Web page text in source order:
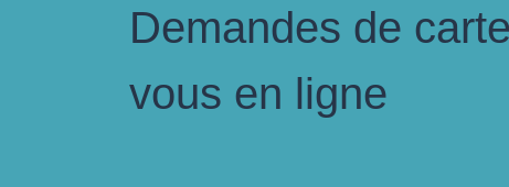
Demandes de
vous en ligne